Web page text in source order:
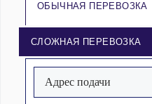
ОБЫЧНАЯ ПЕРЕВОЗКА
СЛОЖНАЯ ПЕРЕВОЗКА